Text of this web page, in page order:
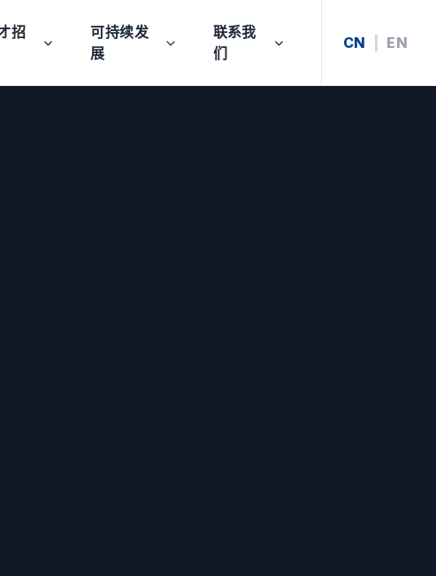
招
可持续发
展
联系我
们
CN EN